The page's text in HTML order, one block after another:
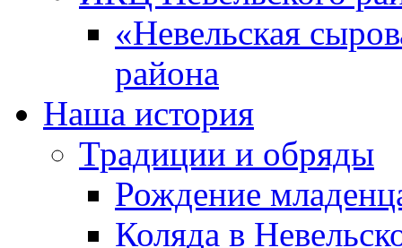
«Невельская
района
Наша история
Традиции и обряды
Рождение
Коляда в